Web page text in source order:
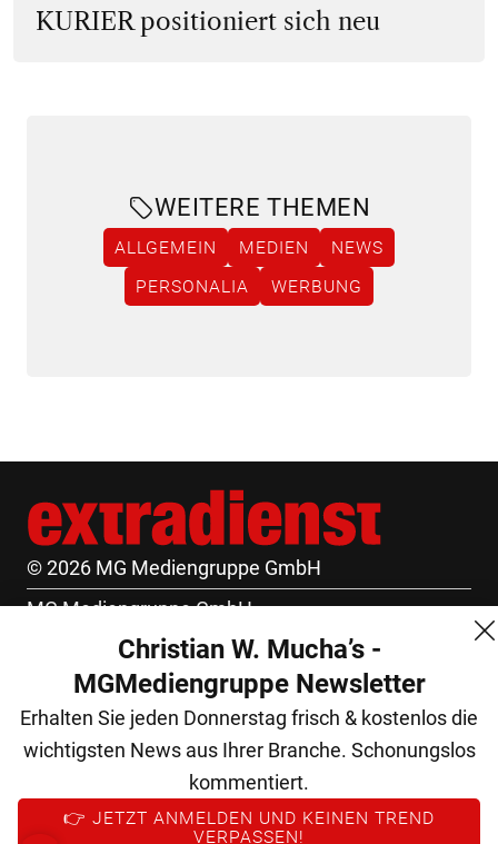
KURIER positioniert sich neu
WEITERE THEMEN
ALLGEMEIN MEDIEN
NEWS
PERSONALIA
WERBUNG
© 2026 MG Mediengruppe GmbH
MG Mediengruppe GmbH
Burgring 1/7
1010 Wien
+43 (1) 522 14 14
office@mgmedien.at
Kontakt
Christian W. Mucha’s -
MGMediengruppe Newsletter
Erhalten Sie jeden Donnerstag frisch & kostenlos die
wichtigsten News aus Ihrer Branche. Schonungslos
kommentiert.
👉 JETZT ANMELDEN UND KEINEN TREND
VERPASSEN!